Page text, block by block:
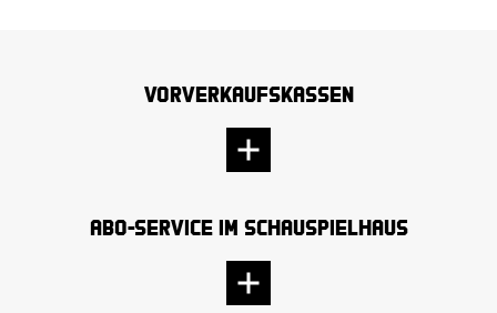
Vorverkaufskassen
Abo-Service im Schauspielhaus